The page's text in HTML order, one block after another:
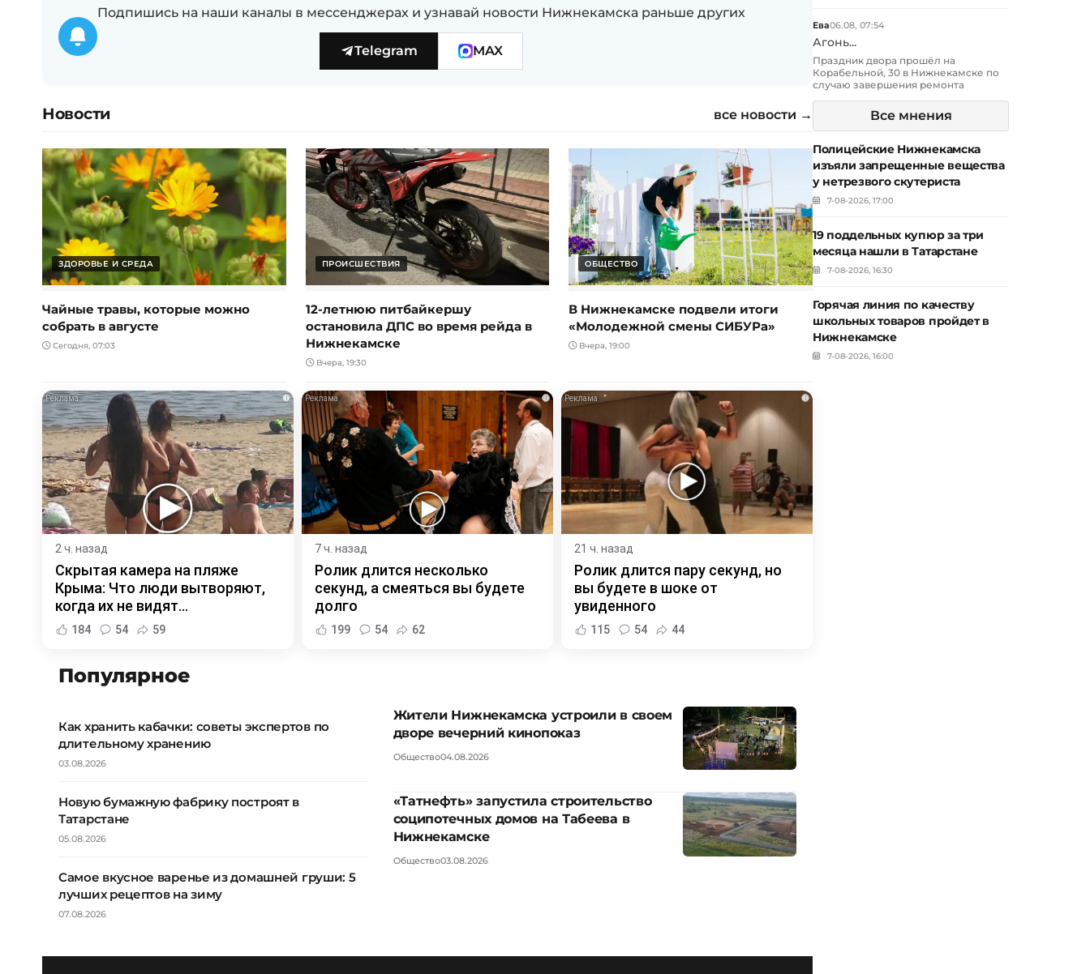
Подпишись на наши каналы в мессенджерах и узнавай новости Нижнекамска раньше других
Telegram MAX
Новости все новости →
ЗДОРОВЬЕ И СРЕДА
Чайные травы, которые можно
собрать в августе
Сегодня, 07:03
ПРОИСШЕСТВИЯ
12-летнюю питбайкершу
остановила ДПС во время рейда в
Нижнекамске
Вчера, 19:30
ОБЩЕСТВО
В Нижнекамске подвели итоги
«Молодежной смены СИБУРа»
Вчера, 19:00
i
2 ч. назад
Скрытая камера на пляже
Крыма: Что люди вытворяют,
когда их не видят...
184 54 59
i
7 ч. назад
Ролик длится несколько
секунд, а смеяться вы будете
долго
199 54 62
i
21 ч. назад
Ролик длится пару секунд, но
вы будете в шоке от
увиденного
115 54 44
Популярное
Как хранить кабачки: советы экспертов по
длительному хранению
03.08.2026
Новую бумажную фабрику построят в
Татарстане
05.08.2026
Самое вкусное варенье из домашней груши: 5
лучших рецептов на зиму
07.08.2026
Жители Нижнекамска устроили в своем
дворе вечерний кинопоказ
Общество04.08.2026
«Татнефть» запустила строительство
соципотечных домов на Табеева в
Нижнекамске
Общество03.08.2026
Ева06.08, 07:54
Агонь...
Праздник двора прошёл на
Корабельной, 30 в Нижнекамске по
случаю завершения ремонта
Все мнения
Полицейские Нижнекамска
изъяли запрещенные вещества
у нетрезвого скутериста
7-08-2026, 17:00
19 поддельных купюр за три
месяца нашли в Татарстане
7-08-2026, 16:30
Горячая линия по качеству
школьных товаров пройдет в
Нижнекамске
7-08-2026, 16:00